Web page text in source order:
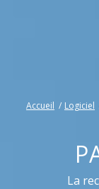
Accueil / Logiciel
La